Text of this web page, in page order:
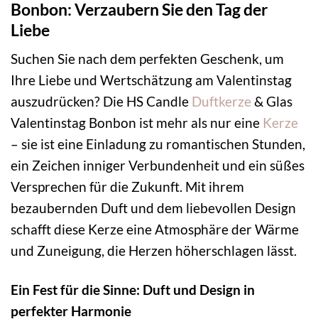
Bonbon: Verzaubern Sie den Tag der
Liebe
Suchen Sie nach dem perfekten Geschenk, um
Ihre Liebe und Wertschätzung am Valentinstag
auszudrücken? Die HS Candle Duftkerze & Glas
Valentinstag Bonbon ist mehr als nur eine Kerze
– sie ist eine Einladung zu romantischen Stunden,
ein Zeichen inniger Verbundenheit und ein süßes
Versprechen für die Zukunft. Mit ihrem
bezaubernden Duft und dem liebevollen Design
schafft diese Kerze eine Atmosphäre der Wärme
und Zuneigung, die Herzen höherschlagen lässt.
Ein Fest für die Sinne: Duft und Design in
perfekter Harmonie